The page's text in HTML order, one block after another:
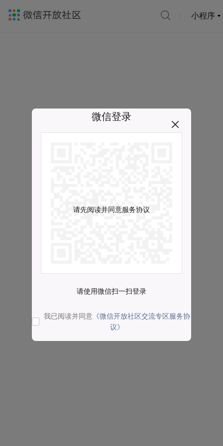
小程序
微信登录
请先阅读并同意服务协议
请使用微信扫一扫登录
我已阅读并同意 《微信开放社区交流专区服务协
议》